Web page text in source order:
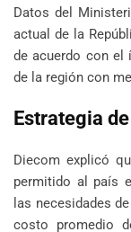
Datos del
actual de la
de acuerdo con el
de la región con
Estrategia
Diecom explicó
permitido al país
las necesidades
costo promedio